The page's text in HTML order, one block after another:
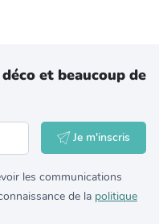
et beaucoup de
Je m'inscris
les communications
de la politique